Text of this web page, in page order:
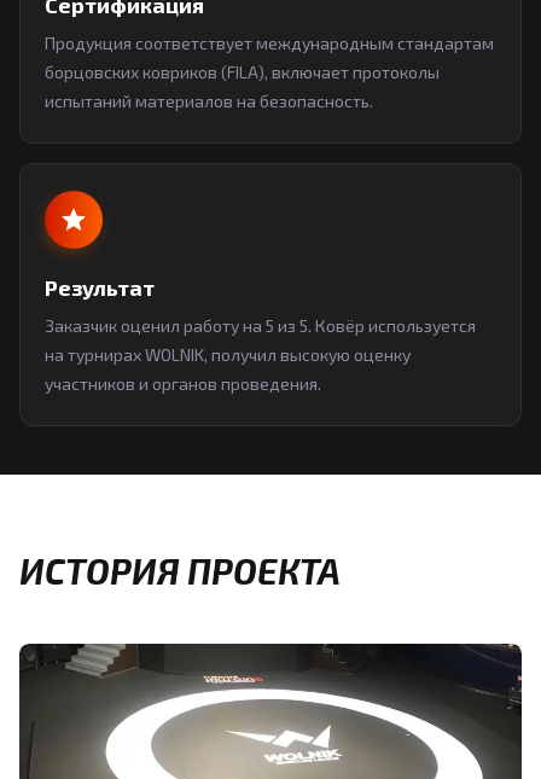
Продукция соответствует международным стандартам
борцовских ковриков (FILA), включает протоколы
испытаний материалов на безопасность.
Результат
Заказчик оценил работу на 5 из 5. Ковёр используется
на турнирах WOLNIK, получил высокую оценку
участников и органов проведения.
ИСТОРИЯ ПРОЕКТА